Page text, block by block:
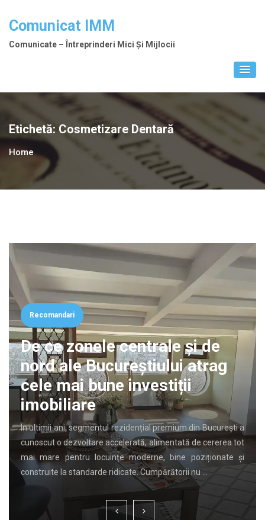
Comunicat IMM
Comunicate – Întreprinderi Mici Și Mijlocii
Etichetă: Cosmetizare Dentară
Home
Recomandari
De ce zonele centrale și de
nord ale Bucureștiului atrag
cele mai bune investiții
imobiliare
În ultimii ani, segmentul rezidențial premium din București a
cunoscut o dezvoltare accelerată, alimentată de cererea tot
mai mare pentru locuințe moderne, bine poziționate și
construite la standarde ridicate. Cumpărătorii nu …